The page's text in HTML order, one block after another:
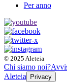
Per anno
© 2025 Aleteia
Chi siamo noi?
Aleteia
Privacy